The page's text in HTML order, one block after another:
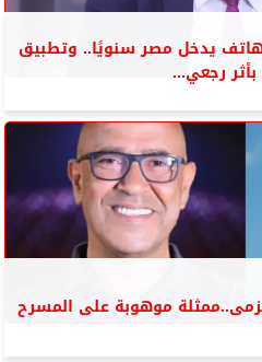
يدخل مصر سنويًا.. وتطبيق
بأثر رجعي...
موهوبة على المسرح